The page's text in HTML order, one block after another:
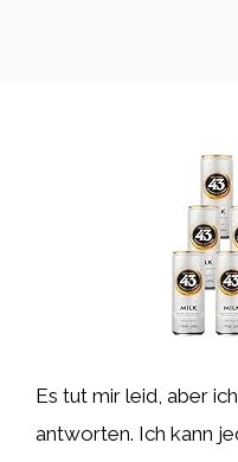
Es tut mir leid, aber
antworten. Ich kann